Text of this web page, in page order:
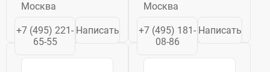
жидкостей. Мы
специализируемся
на разработке и
передовых
Москва
+7 (495) 221-
65-55
Написать
нашей репутации
как надежного
партнера и
поддерживать
Москва
+7 (495) 181-
08-86
Написать